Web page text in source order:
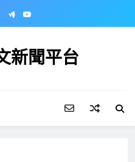
新聞平台